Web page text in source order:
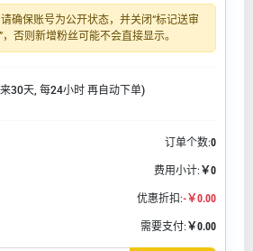
请确保账号为公开状态，并关闭“标记送审
，否则新增粉丝可能不会直接显示。
30天, 每24小时 再自动下单)
订单个数:0
费用小计: ￥0
优惠折扣:-￥0.00
需要支付: ￥0.00